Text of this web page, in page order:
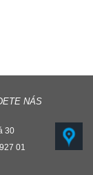
NÁS
30
01